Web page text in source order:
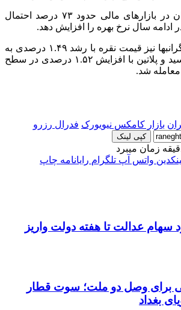
در مجموع معامله‌گران در بازارهای مالی حدود ۷۳ درصد احتمال
ادامه سال نرخ بهره را افزایش دهد.
در بازار سایر فلزات گرانبها نیز قیمت نقره با رشد ۱.۴۹ درصدی به
۵۹ دلار و ۶۷ سنت رسید و پلاتین با افزایش ۱.۵۲ درصدی در سطح
بازار کامکس نیویورک فدرال رزرو
کپی لینک
واتس آپ تلگرام رایانامه چاپ
سهام عدالت تا هفته دولت واریز
برای وصل دو ملت؛ سوت قطار
بغداد